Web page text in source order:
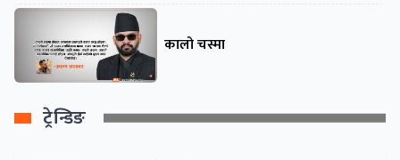
कालो चस्मा
ट्रेन्डिङ